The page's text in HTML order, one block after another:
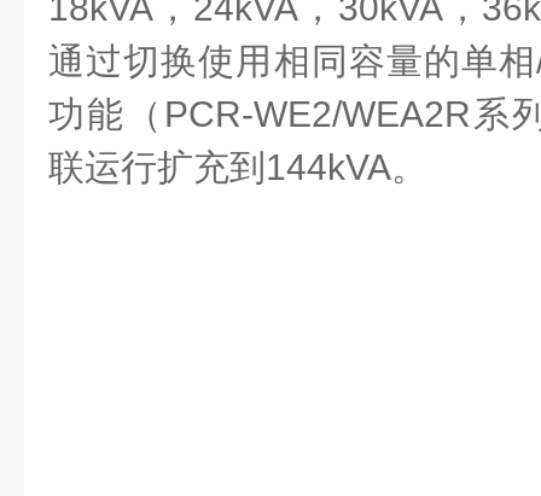
通过切换使用相同容量的单
功能（PCR-WE2/WEA2R系
联运行扩充到144kVA。